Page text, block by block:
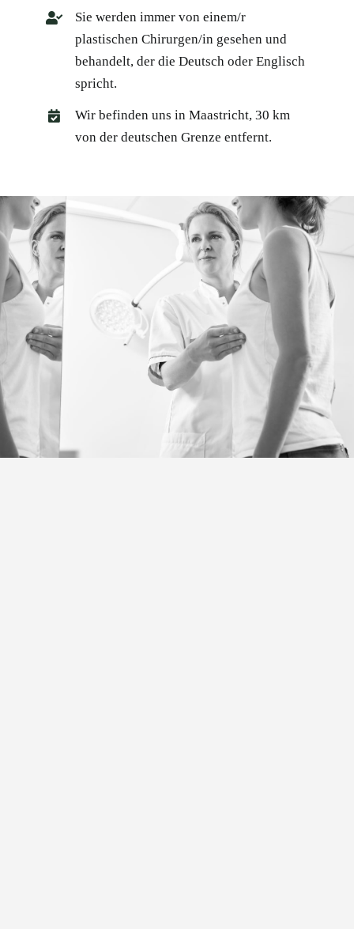
Sie werden immer von einem/r
plastischen Chirurgen/in gesehen und
behandelt, der die Deutsch oder Englisch
spricht.
Wir befinden uns in Maastricht, 30 km
von der deutschen Grenze entfernt.